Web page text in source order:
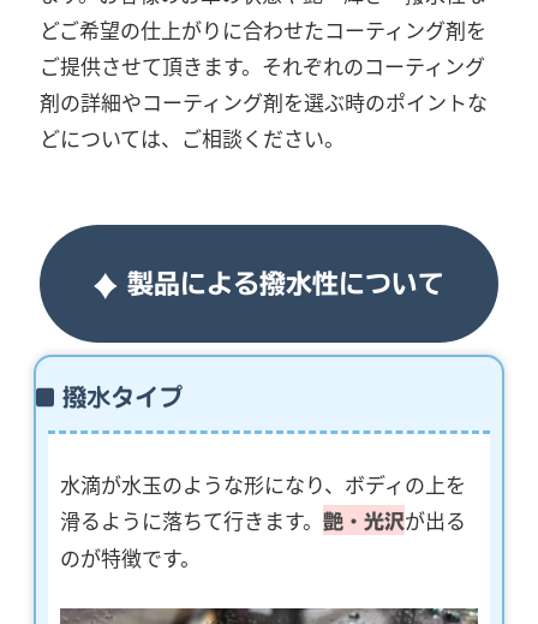
どご希望の仕上がりに合わせたコーティング剤を
ご提供させて頂きます。それぞれのコーティング
剤の詳細やコーティング剤を選ぶ時のポイントな
どについては、ご相談ください。
製品による撥水性について
撥水タイプ
水滴が水玉のような形になり、ボディの上を
滑るように落ちて行きます。
艶・光沢が出る
のが特徴です。